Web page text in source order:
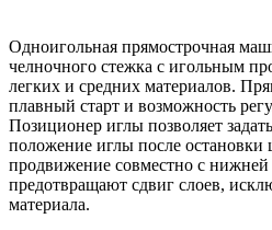
Одноигольная прямострочная
челночного стежка с игольным
легких и средних материалов.
плавный старт и возможность
Позиционер иглы позволяет
положение иглы после остановки
продвижение совместно с
предотвращают сдвиг слоев,
материала.